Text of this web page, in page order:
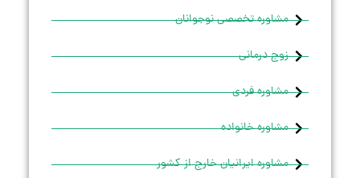
مشاوره تخصصی نوجوانان
زوج درمانی
مشاوره فردی
مشاوره خانواده
مشاوره ایرانیان خارج از کشور